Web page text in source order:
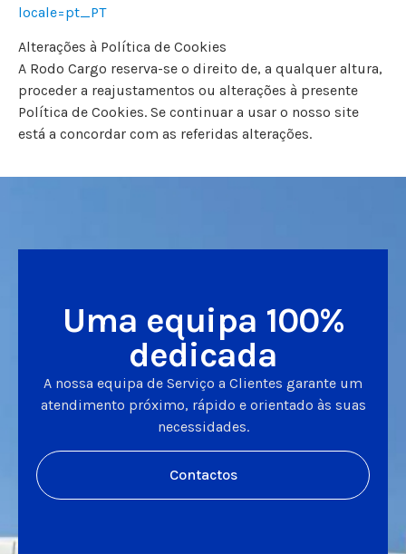
locale=pt_PT
Alterações à Política de Cookies
A Rodo Cargo reserva-se o direito de, a qualquer altura,
proceder a reajustamentos ou alterações à presente
Política de Cookies. Se continuar a usar o nosso site
está a concordar com as referidas alterações.
Uma equipa 100%
dedicada
A nossa equipa de Serviço a Clientes garante um
atendimento próximo, rápido e orientado às suas
necessidades.
Contactos